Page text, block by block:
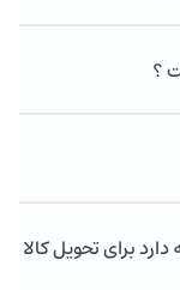
؟
برای تحویل کالا